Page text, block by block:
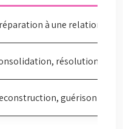
à une relation,
résolution de
guérison